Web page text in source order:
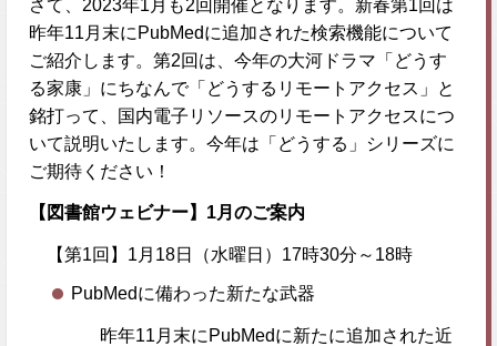
さて、2023年1月も2回開催となります。新春第1回は
昨年11月末にPubMedに追加された検索機能について
ご紹介します。第2回は、今年の大河ドラマ「どうす
る家康」にちなんで「どうするリモートアクセス」と
銘打って、国内電子リソースのリモートアクセスにつ
いて説明いたします。今年は「どうする」シリーズに
ご期待ください！
【図書館ウェビナー】1月のご案内
【第1回】1月18日（水曜日）17時30分～18時
PubMedに備わった新たな武器
昨年11月末にPubMedに新たに追加された近